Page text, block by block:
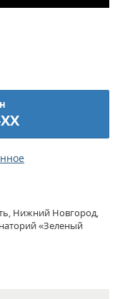
Нижний Новгород,
«Зеленый